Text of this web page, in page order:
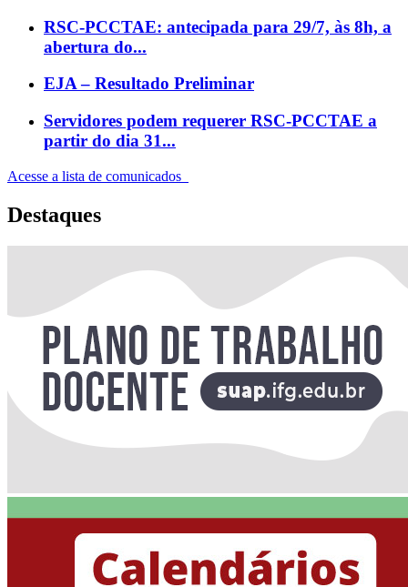
RSC-PCCTAE: antecipada para 29/7, às 8h, a
abertura do...
EJA – Resultado Preliminar
Servidores podem requerer RSC-PCCTAE a
partir do dia 31...
Acesse a lista de comunicados
Destaques